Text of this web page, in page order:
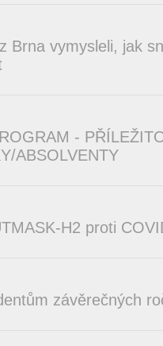
Brna vymysleli, jak
-
ABSOLVENTY
H2 proti
závěrečných